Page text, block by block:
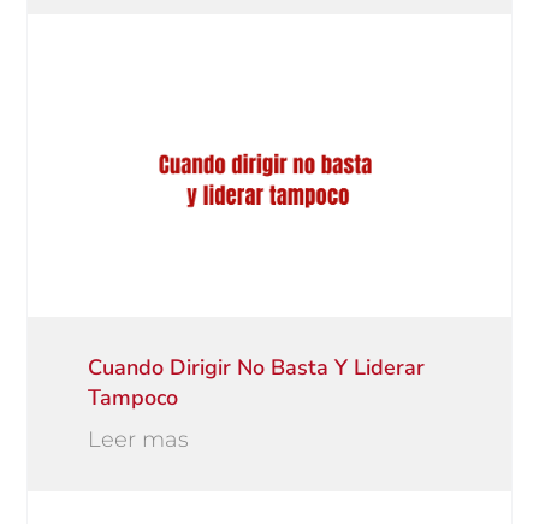
Cuando Dirigir No Basta Y Liderar
Tampoco
Leer mas